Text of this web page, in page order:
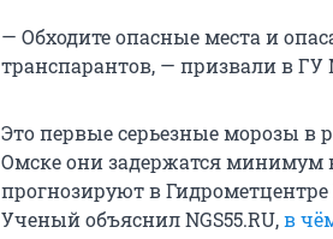
— Обходите опасные места и
транспарантов, — призвали в
Это первые серьезные морозы в
Омске они задержатся минимум
прогнозируют в Гидрометцентре
Ученый объяснил NGS55.RU,в